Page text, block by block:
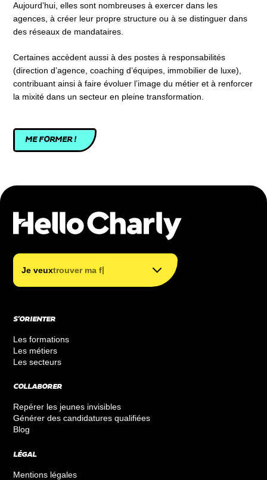
Aujourd’hui, elles sont nombreuses à exercer dans les
agences, à créer leur propre structure ou à se distinguer dans
des réseaux de mandataires.
Certaines accèdent aussi à des postes à responsabilités
(direction d’agence, coaching d’équipes, immobilier de luxe),
contribuant ainsi à faire évoluer l’image du métier et à renforcer
la mixité dans un secteur en pleine transformation.
ME FORMER !
Je veuxtrouver ma formation
trouver mon métier
financer ma formation
S’ORIENTER
Les formations
Les métiers
Les secteurs
COLLABORER
Repérer les jeunes invisibles
Générer des candidatures qualifiées
Blog
LÉGAL
Mentions légales